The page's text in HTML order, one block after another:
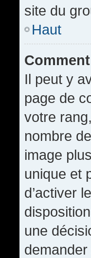
site du
Haut
Il peut y
page de
votre
nombre
image
unique et
d’activer
une